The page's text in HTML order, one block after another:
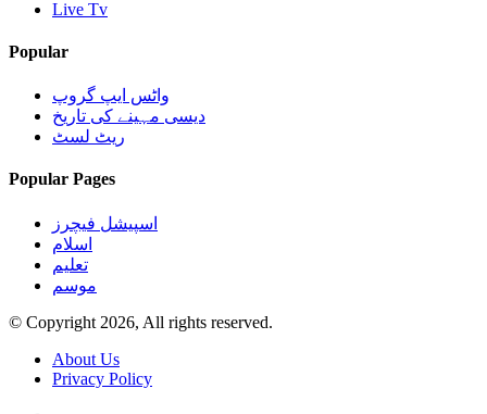
Live Tv
Popular
واٹس ایپ گروپ
دیسی مہینے کی تاریخ
ریٹ لسٹ
Popular Pages
اسپیشل فیچرز
اسلام
تعلیم
موسم
© Copyright 2026, All rights reserved.
About Us
Privacy Policy